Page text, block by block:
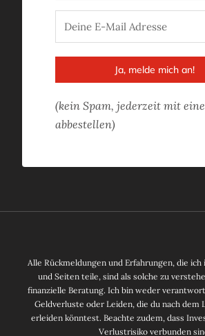
Ja, melde mich an!
(kein Spam, jederzeit mit
abbestellen)
Alle Rückmeldungen und Erfahrungen, die
und Seiten teile, sind als solche zu
finanzielle Beratung. Ich bin weder
Geldverluste oder Leiden, die du nach dem
erleiden könntest. Beachte zudem, dass
Verlustrisiko verbunden